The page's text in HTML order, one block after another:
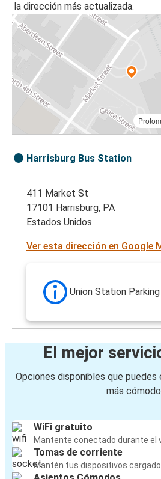
la dirección más actualizada.
Harrisburg Bus Station
411 Market St
17101 Harrisburg, PA
Estados Unidos
Ver esta dirección en Google
Union Station Parking
El mejor
Opciones disponibles que puedes
más
WiFi gratuito
Mantente conectado durante el
Tomas de corriente
Mantén tus dispositivos